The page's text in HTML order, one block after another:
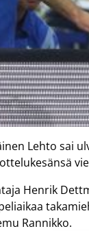
Lehto sai
Henrik
Rannikko.